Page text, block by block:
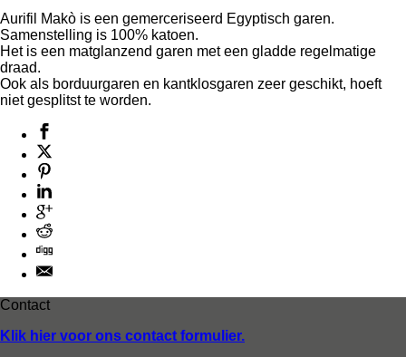
kern
aantal
Aurifil Makò is een gemerceriseerd Egyptisch garen.
Samenstelling is 100% katoen.
Het is een matglanzend garen met een gladde regelmatige
draad.
Ook als borduurgaren en kantklosgaren zeer geschikt, hoeft
niet gesplitst te worden.
Contact
Klik hier voor ons contact formulier.